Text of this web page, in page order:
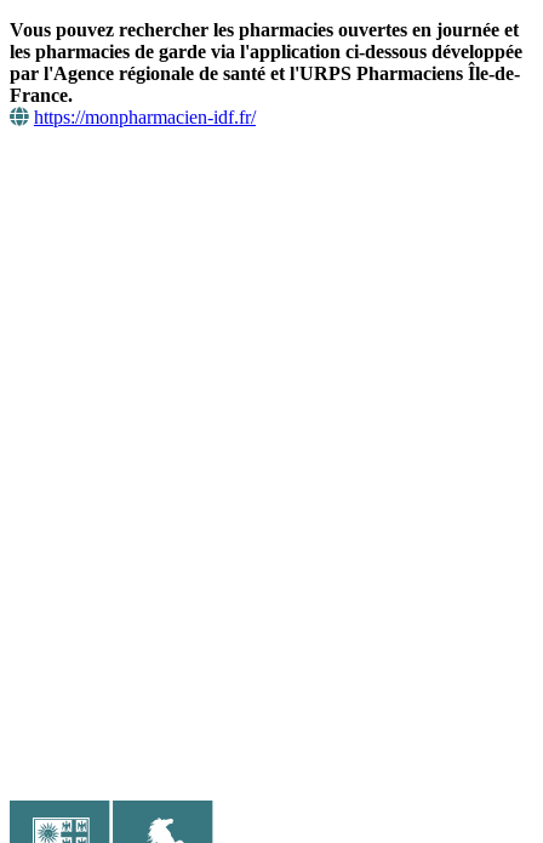
Vous pouvez rechercher les pharmacies ouvertes en journée et
les pharmacies de garde via l'application ci-dessous développée
par l'Agence régionale de santé et l'URPS Pharmaciens Île-de-
France.
https://monpharmacien-idf.fr/